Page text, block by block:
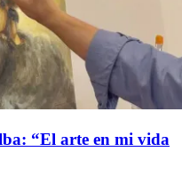
“El arte en mi vida